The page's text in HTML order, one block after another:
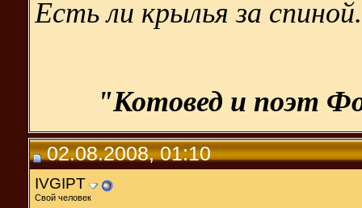
Есть ли крылья за спиной.
"Котовед и поэт
02.08.2008, 01:10
IVGIPT
Свой человек